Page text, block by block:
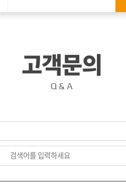
고객문의
Q & A